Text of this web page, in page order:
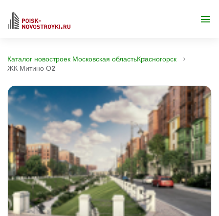
Каталог новостроек Московская областьКрасногорск
ЖК Митино О2